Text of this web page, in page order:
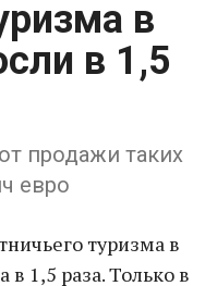
в
в 1,5
продажи таких
евро
туризма в
в 1,5 раза. Только в